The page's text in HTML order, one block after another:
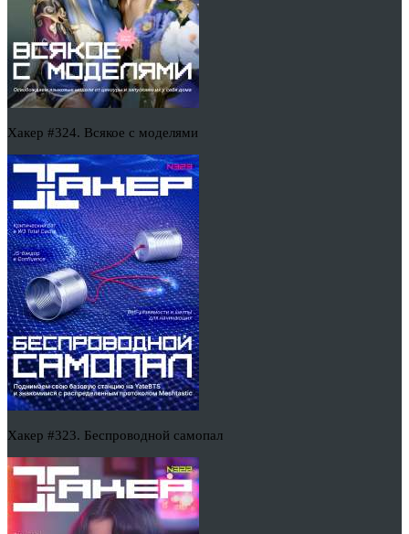
Хакер #324. Всякое с моделями
Хакер #323. Беспроводной самопал